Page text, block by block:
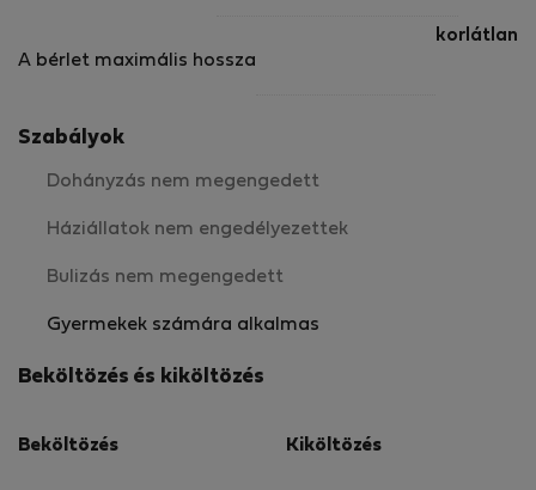
A bérlet maximális hossza
korlátlan
Szabályok
Dohányzás nem megengedett
Háziállatok nem engedélyezettek
Bulizás nem megengedett
Gyermekek számára alkalmas
Beköltözés és kiköltözés
Beköltözés Kiköltözés